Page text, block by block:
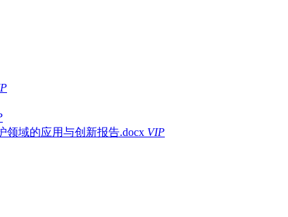
领域的应用与创新报告.docx VIP